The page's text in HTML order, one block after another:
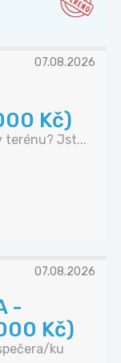
07.08.2026
Kč)
terénu? Jst...
07.08.2026
-
Kč)
ku